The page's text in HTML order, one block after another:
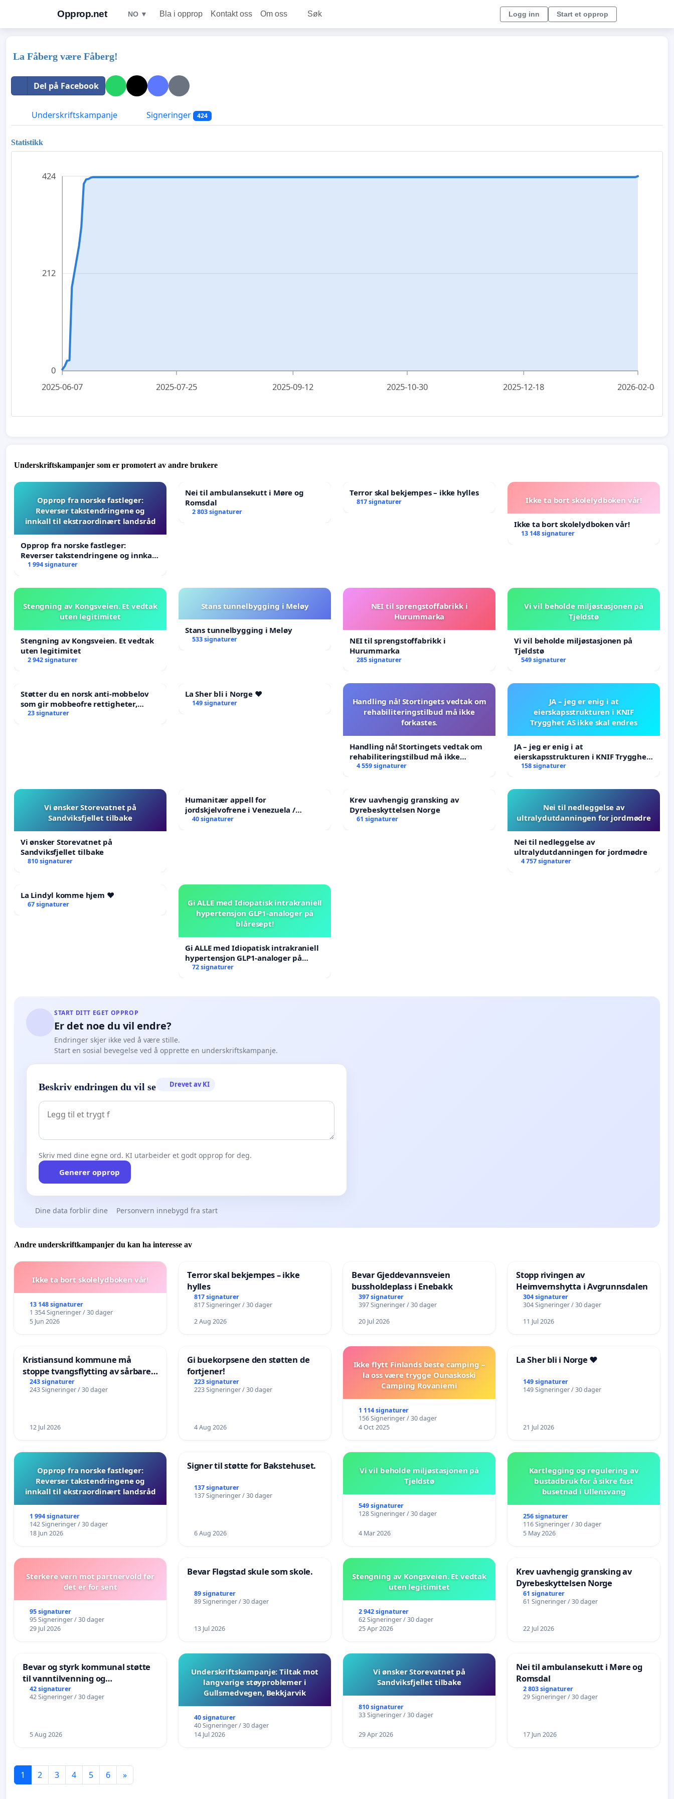
Opprop.net NO ▼ Bla i opprop Kontakt oss Om oss Søk Logg inn Start et opprop
La Fåberg være Fåberg!
Del på Facebook
Underskriftskampanje Signeringer 424
Statistikk
0
212
424
2025-06-07 2025-07-25 2025-09-12 2025-10-30 2025-12-18 2026-02-04
Underskriftskampanjer som er promotert av andre brukere
Opprop fra norske fastleger:
Reverser takstendringene og
innkall til ekstraordinært landsråd
Opprop fra norske fastleger:
Reverser takstendringene og innkall
til ekstraordinært landsråd
1 994 signaturer
Nei til ambulansekutt i Møre og
Romsdal
2 803 signaturer
Terror skal bekjempes – ikke hylles
817 signaturer Ikke ta bort skolelydboken vår!
Ikke ta bort skolelydboken vår!
13 148 signaturer
Stengning av Kongsveien. Et vedtak
uten legitimitet
Stengning av Kongsveien. Et vedtak
uten legitimitet
2 942 signaturer
Stans tunnelbygging i Meløy
Stans tunnelbygging i Meløy
533 signaturer
NEI til sprengstoffabrikk i
Hurummarka
NEI til sprengstoffabrikk i
Hurummarka
285 signaturer
Vi vil beholde miljøstasjonen på
Tjeldstø
Vi vil beholde miljøstasjonen på
Tjeldstø
549 signaturer
Støtter du en norsk anti-mobbelov
som gir mobbeofre rettigheter,
oppreisning og hjelp?
23 signaturer
La Sher bli i Norge ❤️
149 signaturer
Handling nå! Stortingets vedtak om
rehabiliteringstilbud må ikke
forkastes.
Handling nå! Stortingets vedtak om
rehabiliteringstilbud må ikke
forkastes.
4 559 signaturer
JA – jeg er enig i at
eierskapsstrukturen i KNIF
Trygghet AS ikke skal endres
JA – jeg er enig i at
eierskapsstrukturen i KNIF Trygghet
AS ikke skal endres
158 signaturer
Vi ønsker Storevatnet på
Sandviksfjellet tilbake
Vi ønsker Storevatnet på
Sandviksfjellet tilbake
810 signaturer
Humanitær appell for
jordskjelvofrene i Venezuela /
Humanitarian Appeal for the
40 signaturer
Krev uavhengig gransking av
Dyrebeskyttelsen Norge
61 signaturer
Nei til nedleggelse av
ultralydutdanningen for jordmødre
Nei til nedleggelse av
ultralydutdanningen for jordmødre
4 757 signaturer
La Lindyl komme hjem ❤️
67 signaturer
Gi ALLE med Idiopatisk intrakraniell
hypertensjon GLP1-analoger på
blåresept!
Gi ALLE med Idiopatisk intrakraniell
hypertensjon GLP1-analoger på
blåresept!
72 signaturer
START DITT EGET OPPROP
Er det noe du vil endre?
Endringer skjer ikke ved å være stille.
Start en sosial bevegelse ved å opprette en underskriftskampanje.
Beskriv endringen du vil se Drevet av KI
Skriv med dine egne ord. KI utarbeider et godt opprop for deg.
Generer opprop
Dine data forblir dine Personvern innebygd fra start
Andre underskriftkampanjer du kan ha interesse av
Ikke ta bort skolelydboken vår!
13 148 signaturer
1 354 Signeringer / 30 dager
5 Jun 2026
Terror skal bekjempes – ikke
hylles
817 signaturer
817 Signeringer / 30 dager
2 Aug 2026
Bevar Gjeddevannsveien
bussholdeplass i Enebakk
397 signaturer
397 Signeringer / 30 dager
20 Jul 2026
Stopp rivingen av
Heimvernshytta i Avgrunnsdalen
304 signaturer
304 Signeringer / 30 dager
11 Jul 2026
Kristiansund kommune må
stoppe tvangsflytting av sårbare
eldre
243 signaturer
243 Signeringer / 30 dager
12 Jul 2026
Gi buekorpsene den støtten de
fortjener!
223 signaturer
223 Signeringer / 30 dager
4 Aug 2026
Ikke flytt Finlands beste camping –
la oss være trygge Ounaskoski
Camping Rovaniemi
1 114 signaturer
156 Signeringer / 30 dager
4 Oct 2025
La Sher bli i Norge ❤️
149 signaturer
149 Signeringer / 30 dager
21 Jul 2026
Opprop fra norske fastleger:
Reverser takstendringene og
innkall til ekstraordinært landsråd
1 994 signaturer
142 Signeringer / 30 dager
18 Jun 2026
Signer til støtte for Bakstehuset.
137 signaturer
137 Signeringer / 30 dager
6 Aug 2026
Vi vil beholde miljøstasjonen på
Tjeldstø
549 signaturer
128 Signeringer / 30 dager
4 Mar 2026
Kartlegging og regulering av
bustadbruk for å sikre fast
busetnad i Ullensvang
256 signaturer
116 Signeringer / 30 dager
5 May 2026
Sterkere vern mot partnervold før
det er for sent
95 signaturer
95 Signeringer / 30 dager
29 Jul 2026
Bevar Fløgstad skule som skole.
89 signaturer
89 Signeringer / 30 dager
13 Jul 2026
Stengning av Kongsveien. Et vedtak
uten legitimitet
2 942 signaturer
62 Signeringer / 30 dager
25 Apr 2026
Krev uavhengig gransking av
Dyrebeskyttelsen Norge
61 signaturer
61 Signeringer / 30 dager
22 Jul 2026
Bevar og styrk kommunal støtte
til vanntilvenning og
svømmeopplæring i barnehagene
i Haugesund
42 signaturer
42 Signeringer / 30 dager
5 Aug 2026
Underskriftskampanje: Tiltak mot
langvarige støyproblemer i
Gullsmedvegen, Bekkjarvik
40 signaturer
40 Signeringer / 30 dager
14 Jul 2026
Vi ønsker Storevatnet på
Sandviksfjellet tilbake
810 signaturer
33 Signeringer / 30 dager
29 Apr 2026
Nei til ambulansekutt i Møre og
Romsdal
2 803 signaturer
29 Signeringer / 30 dager
17 Jun 2026
1 2 3 4 5 6 »